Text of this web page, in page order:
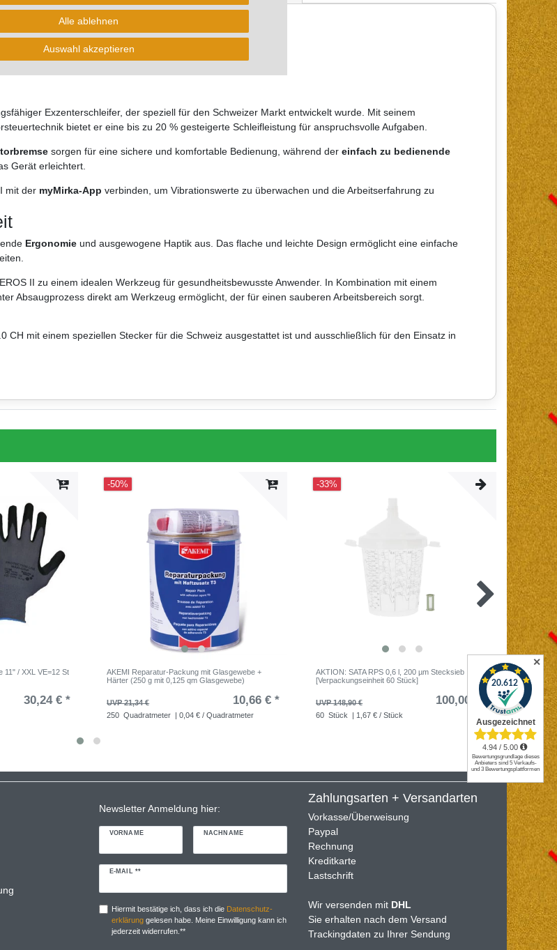
5.0 CH - Exzenterschleifer
Exzenterschleifer, der speziell für den Schweizer Markt entwickelt wurde. Mit seinem
bietet er eine bis zu 20 % gesteigerte Schleifleistung für anspruchsvolle Aufgaben.
sorgen für eine sichere und komfortable Bedienung, während der einfach zu bedienende
Gerät erleichtert.
mit der myMirka-App verbinden, um Vibrationswerte zu überwachen und die Arbeitserfahrung zu
Ergonomie und ausgewogene Haptik aus. Das flache und leichte Design ermöglicht eine einfache
II zu einem idealen Werkzeug für gesundheitsbewusste Anwender. In Kombination mit einem
Absaugprozess direkt am Werkzeug ermöglicht, der für einen sauberen Arbeitsbereich sorgt.
CH mit einem speziellen Stecker für die Schweiz ausgestattet ist und ausschließlich für den Einsatz in
11" / XXL VE=12 St
30,24 € *
-50%
AKEMI Reparatur-Packung mit Glasgewebe +
Härter (250 g mit 0,125 qm Glasgewebe)
UVP 21,34 € 10,66 € *
250 Quadratmeter | 0,04 € / Quadratmeter
-33%
AKTION: SATA RPS 0,6 l, 200 µm Stecksieb
[Verpackungseinheit 60 Stück]
UVP 148,90 € 100,00 € *
60 Stück | 1,67 € / Stück
-46%
AKTION
x 10 m
UVP
Newsletter Anmeldung hier:
VORNAME NACHNAME
E-MAIL **
Newsletter
Hiermit bestätige ich, dass ich die Daten­schutz­
erklärunggelesen habe. Meine Einwilligung kann ich
jederzeit widerrufen.**
Zahlungsarten + Versandarten
Vorkasse/Überweisung
Paypal
Rechnung
Kreditkarte
Lastschrift
Wir versenden mit DHL
Sie erhalten nach dem Versand
Trackingdaten zu Ihrer Sendung
Alle ablehnen
Auswahl akzeptieren
✕